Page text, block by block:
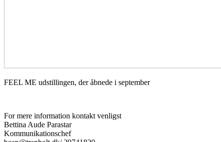
FEEL ME udstillingen, der åbnede i september
For mere information kontakt venligst
Bettina Aude Parastar
Kommunikationschef